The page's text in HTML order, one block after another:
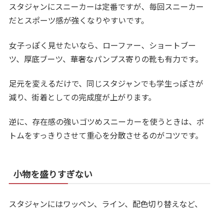
スタジャンにスニーカーは定番ですが、毎回スニーカー
だとスポーツ感が強くなりやすいです。
女子っぽく見せたいなら、ローファー、ショートブー
ツ、厚底ブーツ、華奢なパンプス寄りの靴も有力です。
足元を変えるだけで、同じスタジャンでも学生っぽさが
減り、街着としての完成度が上がります。
逆に、存在感の強いゴツめスニーカーを使うときは、ボ
トムをすっきりさせて重心を分散させるのがコツです。
小物を盛りすぎない
スタジャンにはワッペン、ライン、配色切り替えなど、